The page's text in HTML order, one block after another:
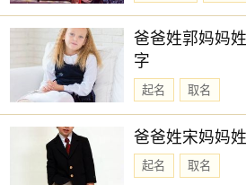
【函琪】 【安苒】 【书梦】 【
赐子好名，能伴子一生。想给
择下方的【宝宝起名】
新生儿取名
爸爸姓郭妈妈
字
起名 取名
爸爸姓宋妈妈
起名 取名